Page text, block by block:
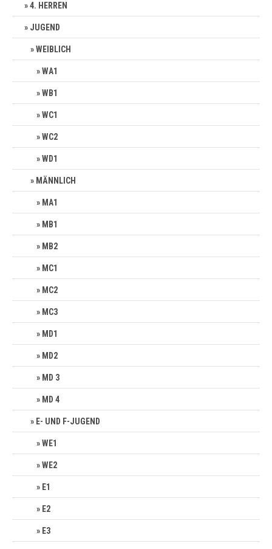
4. HERREN
JUGEND
WEIBLICH
WA1
WB1
WC1
WC2
WD1
MÄNNLICH
MA1
MB1
MB2
MC1
MC2
MC3
MD1
MD2
MD 3
MD 4
E- UND F-JUGEND
WE1
WE2
E1
E2
E3